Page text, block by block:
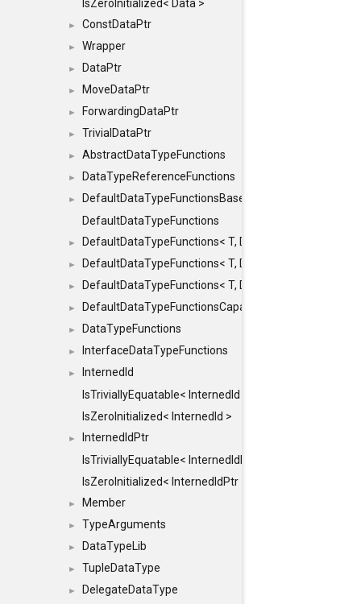
IsZeroInitialized< Data >
► ConstDataPtr
► Wrapper
► DataPtr
► MoveDataPtr
► ForwardingDataPtr
► TrivialDataPtr
► AbstractDataTypeFunctions
► DataTypeReferenceFunctions
►
DefaultDataTypeFunctionsBase
DefaultDataTypeFunctions
► DefaultDataTypeFunctions< T,
► DefaultDataTypeFunctions< T,
► DefaultDataTypeFunctions< T, DATATYPEMODE::BIG >
► DefaultDataTypeFunctionsCapabilityFlags
► DataTypeFunctions
► InterfaceDataTypeFunctions
►
InternedId
IsTriviallyEquatable< InternedId >
IsZeroInitialized< InternedId >
►
InternedIdPtr
IsTriviallyEquatable< InternedIdPtr >
IsZeroInitialized< InternedIdPtr >
► Member
► TypeArguments
► DataTypeLib
► TupleDataType
► DelegateDataType